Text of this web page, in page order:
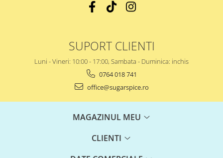
SUPORT CLIENTI
Luni - Vineri: 10:00 - 17:00, Sambata - Duminica: inchis
0764 018 741
office@sugarspice.ro
MAGAZINUL MEU
CLIENTI